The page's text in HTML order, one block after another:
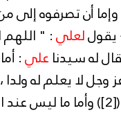
وإما أن تصرفوه
يقوللعلي: "
له سيدنا علي:
عز وجل لا يعلم له
[2] ) وأما ما ليس عند